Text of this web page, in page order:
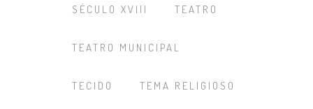
SÉCULO XVIII TEATRO
TEATRO MUNICIPAL
TECIDO TEMA RELIGIOSO